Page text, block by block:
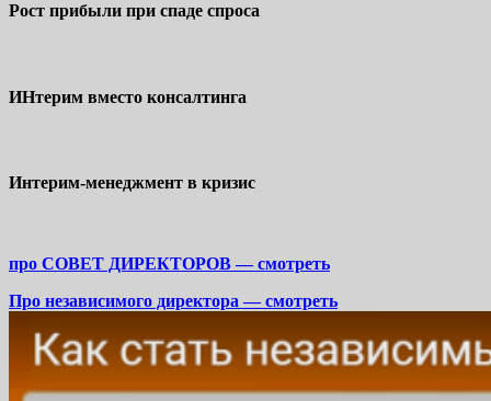
Рост прибыли при спаде спроса
ИНтерим вместо консалтинга
Интерим-менеджмент в кризис
про СОВЕТ ДИРЕКТОРОВ — смотреть
Про независимого директора — смотреть